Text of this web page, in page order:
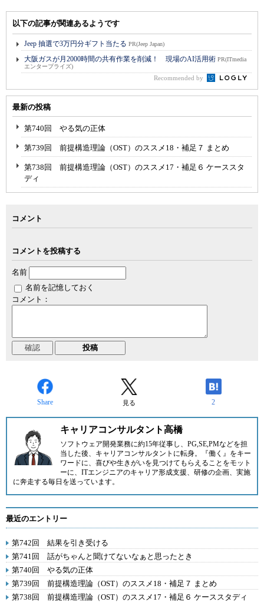
以下の記事が関連あるようです
Jeep 抽選で3万円分ギフト当たる PR(Jeep Japan)
大阪ガスが月2000時間の共有作業を削減！ 現場のAI活用術 PR(ITmedia
エンタープライズ)
Recommended by
最新の投稿
第740回 やる気の正体
第739回 前提構造理論（OST）のススメ18・補足７ まとめ
第738回 前提構造理論（OST）のススメ17・補足６ ケーススタ
ディ
コメント
コメントを投稿する
名前
名前を記憶しておく
コメント：
Share 見る 2
キャリアコンサルタント高橋
ソフトウェア開発業務に約15年従事し、PG,SE,PMなどを担
当した後、キャリアコンサルタントに転身。『働く』をキー
ワードに、喜びや生きがいを見つけてもらえることをモット
ーに、ITエンジニアのキャリア形成支援、研修の企画、実施
に奔走する毎日を送っています。
最近のエントリー
第742回 結果を引き受ける
第741回 話がちゃんと聞けてないなぁと思ったとき
第740回 やる気の正体
第739回 前提構造理論（OST）のススメ18・補足７ まとめ
第738回 前提構造理論（OST）のススメ17・補足６ ケーススタディ